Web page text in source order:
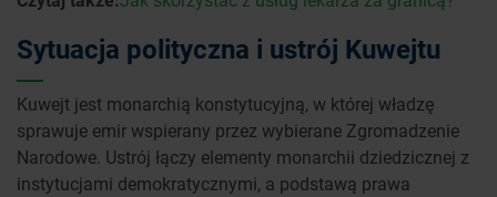
Sytuacja polityczna i ustrój Kuwejtu
Kuwejt jest monarchią konstytucyjną, w której władzę
sprawuje emir wspierany przez wybierane Zgromadzenie
Narodowe. Ustrój łączy elementy monarchii dziedzicznej z
instytucjami demokratycznymi, a podstawą prawa